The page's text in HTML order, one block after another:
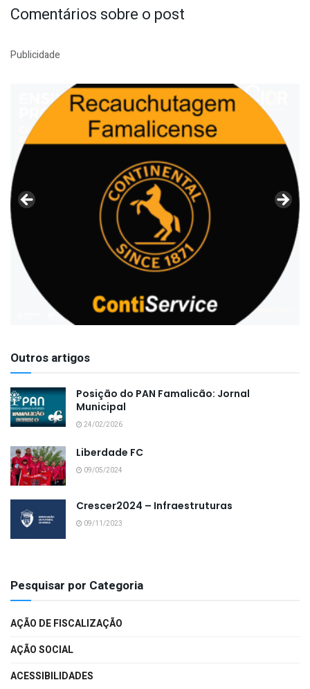
Comentários sobre o post
Publicidade
Outros artigos
Posição do PAN Famalicão: Jornal
Municipal
24/02/2026
Liberdade FC
09/05/2024
Crescer2024 – Infraestruturas
09/11/2023
Pesquisar por Categoria
AÇÃO DE FISCALIZAÇÃO
AÇÃO SOCIAL
ACESSIBILIDADES